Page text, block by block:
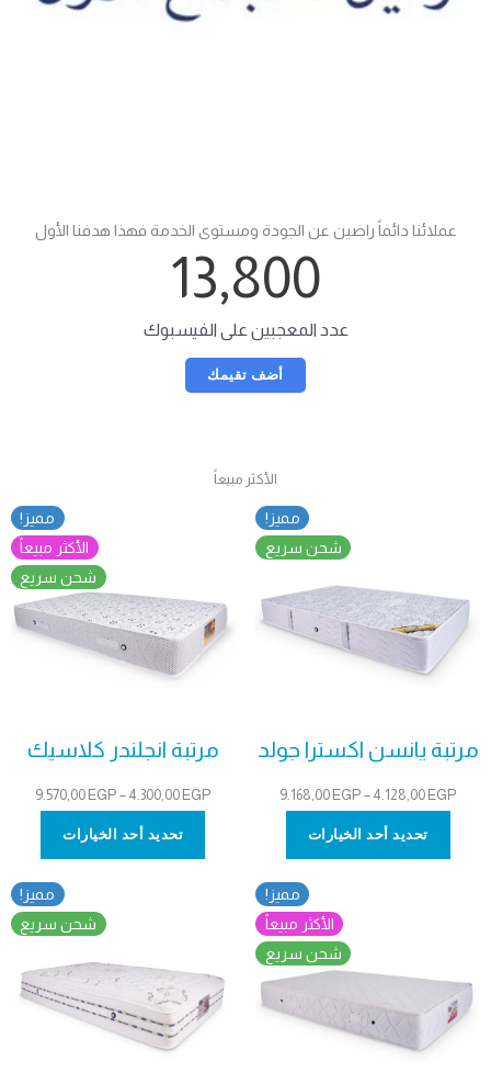
عملائنا دائماً راضين عن الجودة ومستوى الخدمة فهذا هدفنا الأول
13,800
عدد المعجبين على الفيسبوك
أضف تقيمك
الأكثر مبيعاً
مميز!
شحن سريع
مرتبة يانسن اكسترا جولد
4.128,00 EGP
–
9.168,00 EGP
خلال
⁦9.168,00 EGP⁩
تحديد أحد الخيارات
مميز!
الأكثر مبيعاً
شحن سريع
مرتبة انجلندر كلاسيك
4.300,00 EGP
–
9.570,00 EGP
خلال
تحديد أحد الخيارات
مميز!
الأكثر مبيعاً
شحن سريع
مميز!
شحن سريع